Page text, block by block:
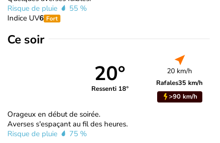
Risque de pluie
55 %
Indice UV6 Fort
Ce soir
20°
Ressenti 18°
20 km/h
Rafales35 km/h
>90 km/h
Orageux en début de soirée.
Averses s'espaçant au fil des heures.
Risque de pluie
75 %